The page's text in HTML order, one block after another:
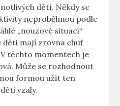
dětí. Někdy se
⁣neproběhnou podle
„nouzové situaci“
mají zrovna ‍chuť
těchto momentech je
Může‌ se rozhodnout
formou užít ten
vzaly.